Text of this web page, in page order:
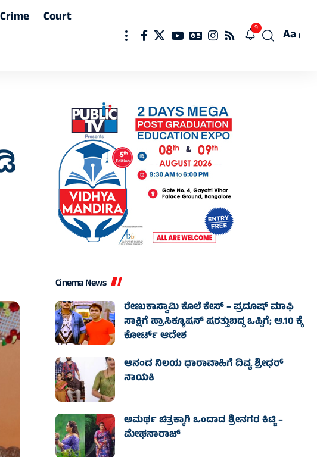
Crime
Court
9
Font
Aa
Cinema News
ರೇಣುಕಾಸ್ವಾಮಿ ಕೊಲೆ ಕೇಸ್‌ – ಪ್ರದೂಷ್‌ ಮಾಫಿ
ಸಾಕ್ಷಿಗೆ ಪ್ರಾಸಿಕ್ಯೂಷನ್ ಷರತ್ತುಬದ್ಧ ಒಪ್ಪಿಗೆ; ಆ.10 ಕ್ಕೆ
ಕೋರ್ಟ್ ಆದೇಶ
ಆನಂದ ನಿಲಯ ಧಾರಾವಾಹಿಗೆ ದಿವ್ಯ ಶ್ರೀಧರ್
ನಾಯಕಿ
ಅಮರ್ಥ ಚಿತ್ರಕ್ಕಾಗಿ ಒಂದಾದ ಶ್ರೀನಗರ ಕಿಟ್ಟಿ –
ಮೇಘನಾರಾಜ್